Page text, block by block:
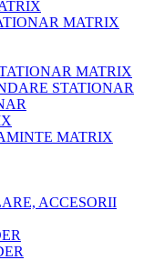
MATRIX
MATRIX
STATIONAR
MATRIX
ACCESORII